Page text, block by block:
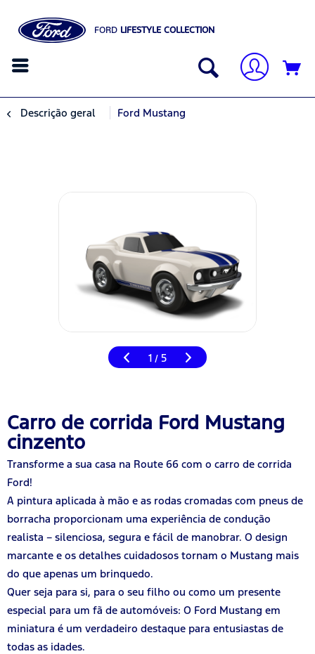
FORD LIFESTYLE COLLECTION
Descrição geral Ford Mustang
1 / 5
Carro de corrida Ford Mustang
cinzento
Transforme a sua casa na Route 66 com o carro de corrida
Ford!
A pintura aplicada à mão e as rodas cromadas com pneus de
borracha proporcionam uma experiência de condução
realista – silenciosa, segura e fácil de manobrar. O design
marcante e os detalhes cuidadosos tornam o Mustang mais
do que apenas um brinquedo.
Quer seja para si, para o seu filho ou como um presente
especial para um fã de automóveis: O Ford Mustang em
miniatura é um verdadeiro destaque para entusiastas de
todas as idades.